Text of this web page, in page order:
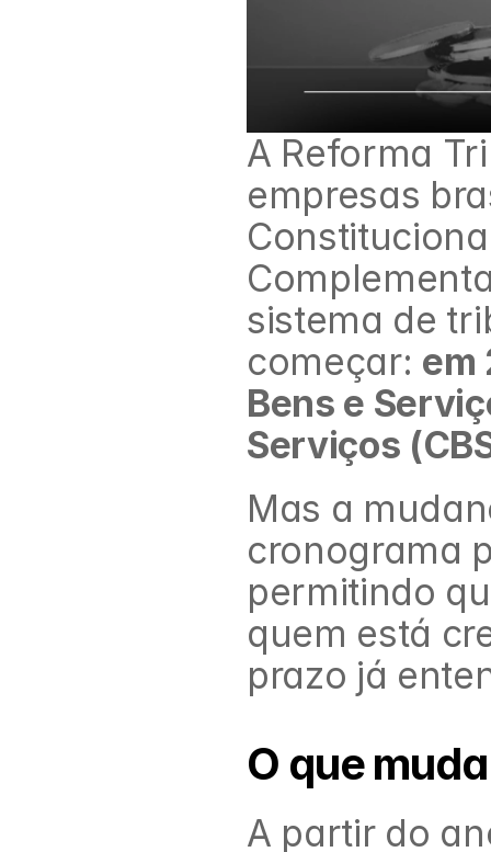
A Reforma
empresas
sistema de
começar: em
Bens e
Serviços
Mas a
cronograma
permitindo
quem está
prazo já
O que